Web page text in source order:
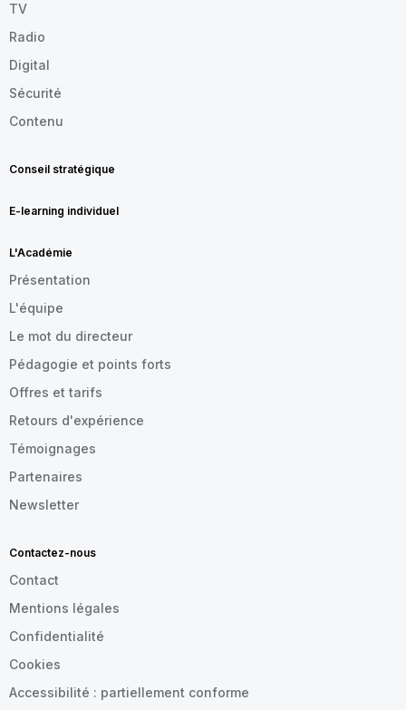
TV
Radio
Digital
Sécurité
Contenu
Conseil stratégique
E-learning individuel
L'Académie
Présentation
L'équipe
Le mot du directeur
Pédagogie et points forts
Offres et tarifs
Retours d'expérience
Témoignages
Partenaires
Newsletter
Contactez-nous
Contact
Mentions légales
Confidentialité
Cookies
Accessibilité : partiellement conforme